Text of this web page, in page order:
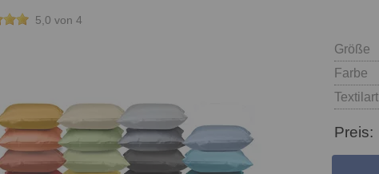
5,0 von 4
Größe
Farbe
Textilart
Preis: